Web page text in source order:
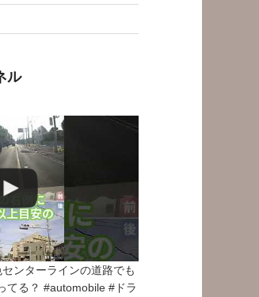
ル
センターラインの道路でも
てる？ #automobile #ドラ